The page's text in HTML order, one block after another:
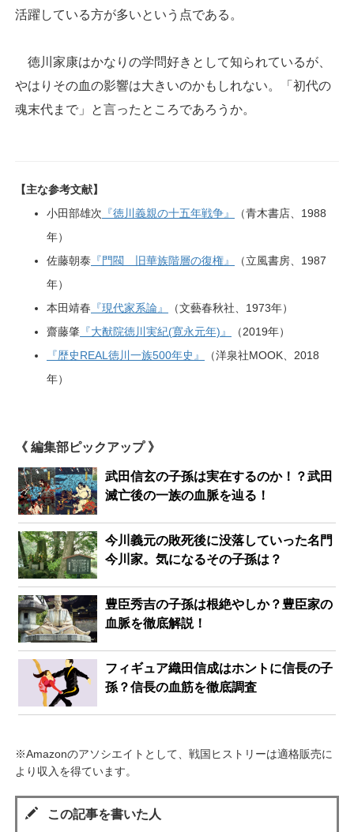
活躍している方が多いという点である。
徳川家康はかなりの学問好きとして知られているが、
やはりその血の影響は大きいのかもしれない。「初代の
魂末代まで」と言ったところであろうか。
【主な参考文献】
小田部雄次 『徳川義親の十五年戦争』
（青木書店、1988
年）
佐藤朝泰 『門閥 旧華族階層の復権』
（立風書房、1987
年）
本田靖春 『現代家系論』
（文藝春秋社、1973年）
齋藤肇 『大猷院徳川実紀(寛永元年)』
（2019年）
『歴史REAL徳川一族500年史』
（洋泉社MOOK、2018
年）
《 編集部ピックアップ 》
武田信玄の子孫は実在するのか！？武田
滅亡後の一族の血脈を辿る！
今川義元の敗死後に没落していった名門
今川家。気になるその子孫は？
豊臣秀吉の子孫は根絶やしか？豊臣家の
血脈を徹底解説！
フィギュア織田信成はホントに信長の子
孫？信長の血筋を徹底調査
※Amazonのアソシエイトとして、戦国ヒストリーは適格販売に
より収入を得ています。
この記事を書いた人